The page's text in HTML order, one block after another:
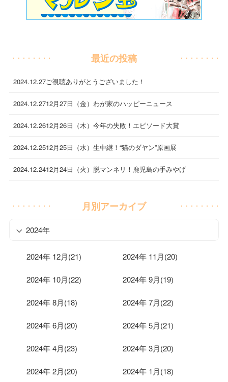
最近の投稿
2024.12.27ご視聴ありがとうございました！
2024.12.2712月27日（金）わが家のハッピーニュース
2024.12.2612月26日（木）今年の失敗！エピソード大賞
2024.12.2512月25日（水）生中継！“猫のダヤン”原画展
2024.12.2412月24日（火）脱マンネリ！鹿児島の手みやげ
月別アーカイブ
2024年
2024年 12月(21) 2024年 11月(20)
2024年 10月(22) 2024年 9月(19)
2024年 8月(18) 2024年 7月(22)
2024年 6月(20) 2024年 5月(21)
2024年 4月(23) 2024年 3月(20)
2024年 2月(20) 2024年 1月(18)